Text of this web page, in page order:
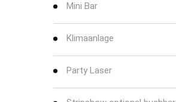
Mini Bar
Klimaanlage
Party Laser